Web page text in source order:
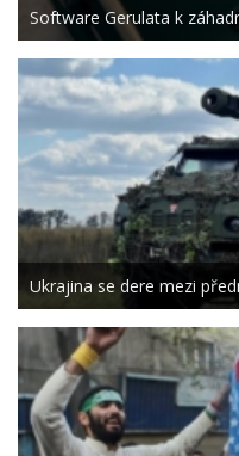
Software Gerulata k
Ukrajina se dere mezi